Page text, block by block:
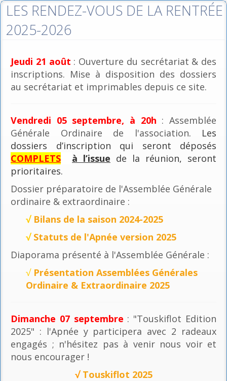
LES RENDEZ-VOUS DE LA RENTRÉE
2025-2026
Jeudi 21 août : Ouverture du secrétariat & des
inscriptions. Mise à disposition des dossiers
au secrétariat et imprimables depuis ce site.
Vendredi 05 septembre, à 20h : Assemblée
Générale Ordinaire de l'association. Les
dossiers d’inscription qui seront déposés
COMPLETS
à l’issue de la réunion, seront
prioritaires.
Dossier préparatoire de l'Assemblée Générale
ordinaire & extraordinaire :
√ Bilans de la saison 2024-2025
√ Statuts de l'Apnée version 2025
Diaporama présenté à l'Assemblée Générale :
√ Présentation Assemblées Générales
Ordinaire & Extraordinaire 2025
Dimanche 07 septembre : "Touskiflot Edition
2025" : l'Apnée y participera avec 2 radeaux
engagés ; n'hésitez pas à venir nous voir et
nous encourager !
√ Touskiflot 2025